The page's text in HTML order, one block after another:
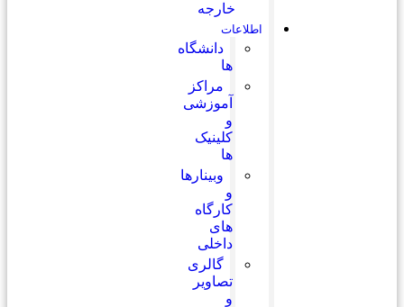
خارجه
اطلاعات
دانشگاه
ها
مراکز
آموزشی
و
کلینیک
ها
وبینارها
و
کارگاه
های
داخلی
گالری
تصاویر
و